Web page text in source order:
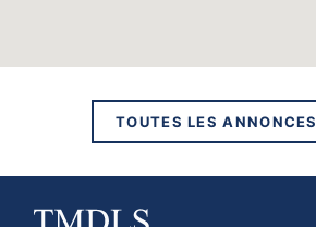
TOUTES LES ANNONCES